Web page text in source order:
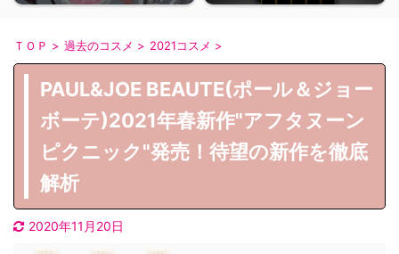
ＴＯＰ > 過去のコスメ > 2021コスメ >
PAUL&JOE BEAUTE(ポール＆ジョー
ボーテ)2021年春新作"アフタヌーン
ピクニック"発売！待望の新作を徹底
解析
2020年11月20日